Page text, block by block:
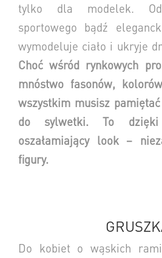
tylko dla modelek.
sportowego bądź
wymodeluje ciało i ukryje
Choć wśród rynkowych
mnóstwo fasonów,
wszystkim musisz
do sylwetki. To dzięki
oszałamiający look –
figury.
Do kobiet o wąskich